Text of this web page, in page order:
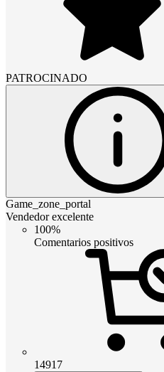
PATROCINADO
Game_zone_portal
Vendedor excelente
100%
Comentarios positivos
14917